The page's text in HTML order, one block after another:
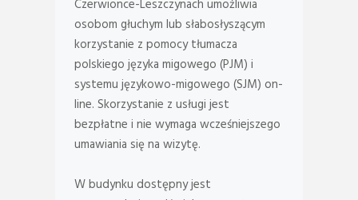
Czerwionce-Leszczynach umożliwia
osobom głuchym lub słabosłyszącym
korzystanie z pomocy tłumacza
polskiego języka migowego (PJM) i
systemu językowo-migowego (SJM) on-
line. Skorzystanie z usługi jest
bezpłatne i nie wymaga wcześniejszego
umawiania się na wizytę.
W budynku dostępny jest